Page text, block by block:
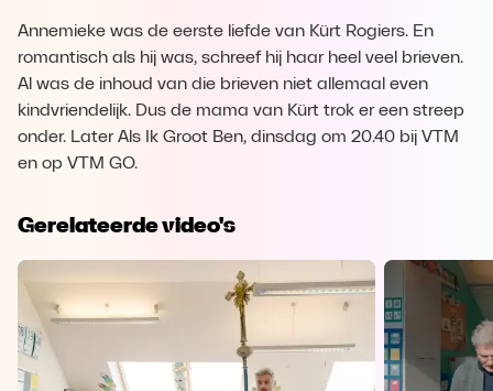
Annemieke was de eerste liefde van Kürt Rogiers. En
romantisch als hij was, schreef hij haar heel veel brieven.
Al was de inhoud van die brieven niet allemaal even
kindvriendelijk. Dus de mama van Kürt trok er een streep
onder. Later Als Ik Groot Ben, dinsdag om 20.40 bij VTM
en op VTM GO.
Gerelateerde video's